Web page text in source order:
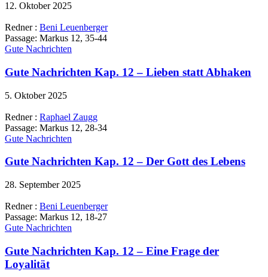
12. Oktober 2025
Redner : Beni Leuenberger
Passage: Markus 12, 35-44
Gute Nachrichten
Gute Nachrichten Kap. 12 – Lieben statt Abhaken
5. Oktober 2025
Redner : Raphael Zaugg
Passage: Markus 12, 28-34
Gute Nachrichten
Gute Nachrichten Kap. 12 – Der Gott des Lebens
28. September 2025
Redner : Beni Leuenberger
Passage: Markus 12, 18-27
Gute Nachrichten
Gute Nachrichten Kap. 12 – Eine Frage der
Loyalität